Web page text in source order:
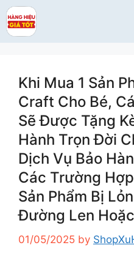
Skip
to
content
Khi Mua 1 Sản
Craft Cho Bé,
Sẽ Được Tặng
Hành Trọn Đời
Dịch Vụ Bảo
Các Trường
Sản Phẩm Bị
Đường Len
01/05/2025 by